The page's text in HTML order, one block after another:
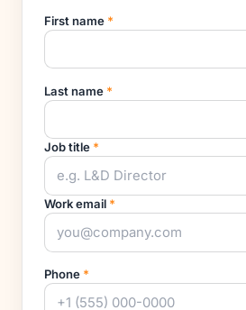
First name *
Last name *
Job title *
Work email *
Phone *